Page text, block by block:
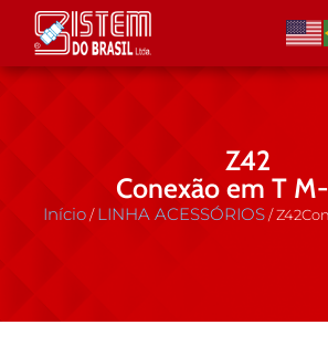
Z42
Conexão em T
Início/LINHA ACESSÓRIOS/